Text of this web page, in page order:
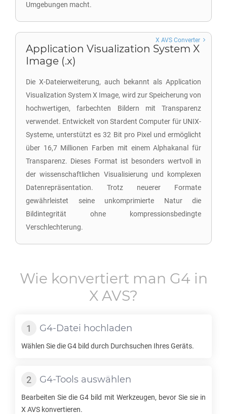
Umgebungen macht.
Application Visualization System X
Image (.x)
Die X-Dateierweiterung, auch bekannt als Application
Visualization System X Image, wird zur Speicherung von
hochwertigen, farbechten Bildern mit Transparenz
verwendet. Entwickelt von Stardent Computer für UNIX-
Systeme, unterstützt es 32 Bit pro Pixel und ermöglicht
über 16,7 Millionen Farben mit einem Alphakanal für
Transparenz. Dieses Format ist besonders wertvoll in
der wissenschaftlichen Visualisierung und komplexen
Datenrepräsentation. Trotz neuerer Formate
gewährleistet seine unkomprimierte Natur die
Bildintegrität ohne kompressionsbedingte
Verschlechterung.
X AVS Converter
Wie konvertiert man G4 in
X AVS?
G4-Datei hochladen
Wählen Sie dieG4 bild durch Durchsuchen Ihres Geräts.
G4-Tools auswählen
Bearbeiten Sie dieG4 bild mit Werkzeugen, bevor Sie sie in
X AVS konvertieren.